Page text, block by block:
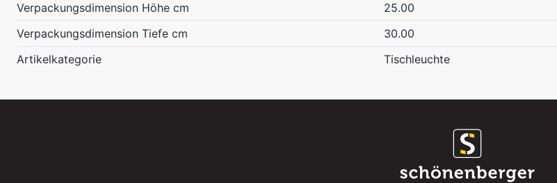
Verpackungsdimension Höhe cm
25.00
Verpackungsdimension Tiefe cm
30.00
Artikelkategorie
Tischleuchte